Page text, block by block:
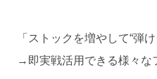
「ストックを増やして“弾
→即実戦活用できる様々な